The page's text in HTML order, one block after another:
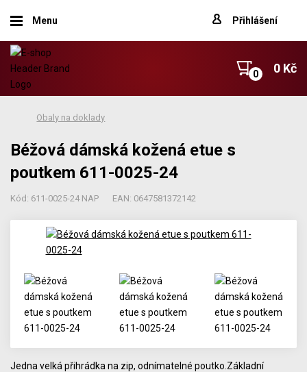
Menu Přihlášení
0 Kč
Obaly na doklady
Béžová dámská kožená etue s
poutkem 611-0025-24
Kód: 611-0025-24 NAP EAN: 0647581372142
Jedna velká přihrádka na zip, odnímatelné poutko.Základní